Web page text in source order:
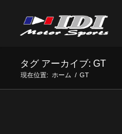
タグ アーカイブ: GT
現在位置: ホーム / GT